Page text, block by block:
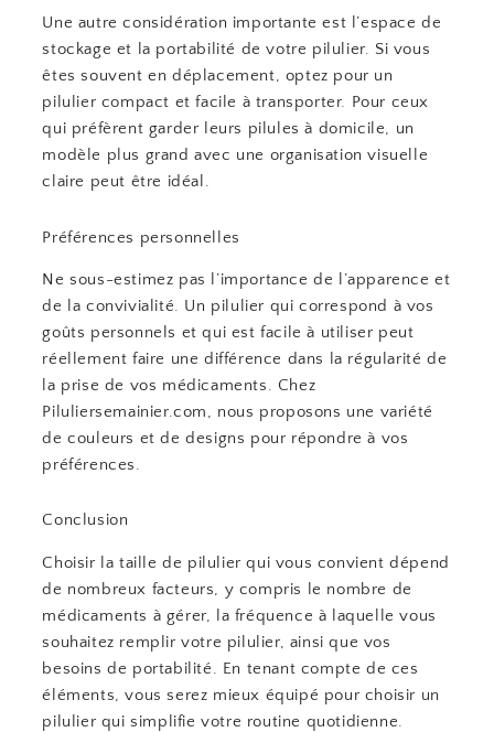
Une autre considération importante est l’espace de
stockage et la portabilité de votre pilulier. Si vous
êtes souvent en déplacement, optez pour un
pilulier compact et facile à transporter. Pour ceux
qui préfèrent garder leurs pilules à domicile, un
modèle plus grand avec une organisation visuelle
claire peut être idéal.
Préférences personnelles
Ne sous-estimez pas l’importance de l’apparence et
de la convivialité. Un pilulier qui correspond à vos
goûts personnels et qui est facile à utiliser peut
réellement faire une différence dans la régularité de
la prise de vos médicaments. Chez
Piluliersemainier.com, nous proposons une variété
de couleurs et de designs pour répondre à vos
préférences.
Conclusion
Choisir la taille de pilulier qui vous convient dépend
de nombreux facteurs, y compris le nombre de
médicaments à gérer, la fréquence à laquelle vous
souhaitez remplir votre pilulier, ainsi que vos
besoins de portabilité. En tenant compte de ces
éléments, vous serez mieux équipé pour choisir un
pilulier qui simplifie votre routine quotidienne.